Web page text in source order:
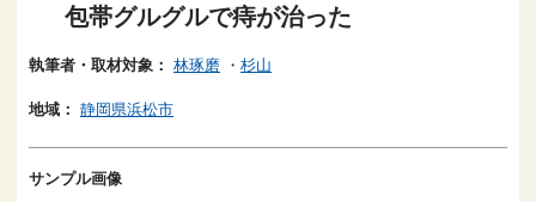
包帯グルグルで痔が治った
執筆者・取材対象： 林琢磨 ・ 杉山
地域： 静岡県浜松市
サンプル画像